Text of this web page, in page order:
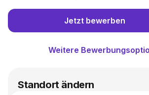
Jetzt bewerben
Weitere
Standort ändern